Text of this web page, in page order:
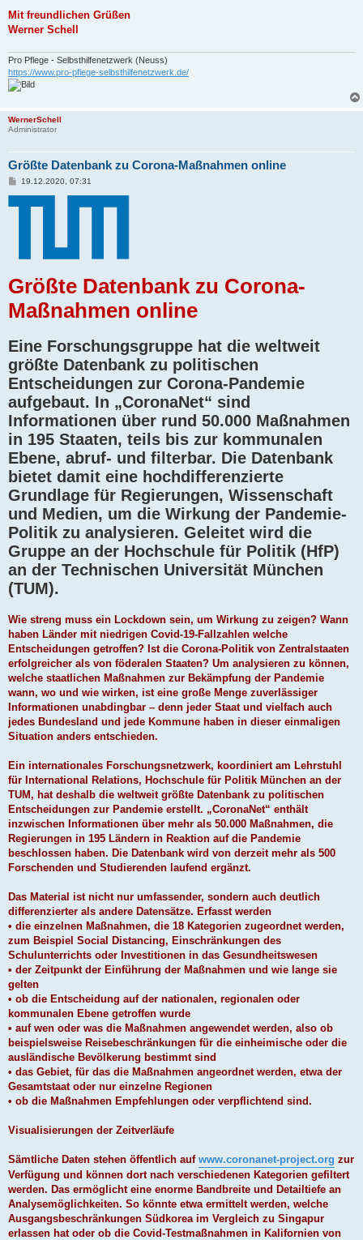
Mit freundlichen Grüßen
Werner Schell
Pro Pflege - Selbsthilfenetzwerk (Neuss)
https://www.pro-pflege-selbsthilfenetzwerk.de/
WernerSchell
Administrator
Größte Datenbank zu Corona-Maßnahmen online
B
t
19.12.2020, 07:31
Größte Datenbank zu Corona-
Maßnahmen online
Eine Forschungsgruppe hat die weltweit
größte Datenbank zu politischen
Entscheidungen zur Corona-Pandemie
aufgebaut. In „CoronaNet“ sind
Informationen über rund 50.000 Maßnahmen
in 195 Staaten, teils bis zur kommunalen
Ebene, abruf- und filterbar. Die Datenbank
bietet damit eine hochdifferenzierte
Grundlage für Regierungen, Wissenschaft
und Medien, um die Wirkung der Pandemie-
Politik zu analysieren. Geleitet wird die
Gruppe an der Hochschule für Politik (HfP)
an der Technischen Universität München
(TUM).
Wie streng muss ein Lockdown sein, um Wirkung zu zeigen? Wann
haben Länder mit niedrigen Covid-19-Fallzahlen welche
Entscheidungen getroffen? Ist die Corona-Politik von Zentralstaaten
erfolgreicher als von föderalen Staaten? Um analysieren zu können,
welche staatlichen Maßnahmen zur Bekämpfung der Pandemie
wann, wo und wie wirken, ist eine große Menge zuverlässiger
Informationen unabdingbar – denn jeder Staat und vielfach auch
jedes Bundesland und jede Kommune haben in dieser einmaligen
Situation anders entschieden.
Ein internationales Forschungsnetzwerk, koordiniert am Lehrstuhl
für International Relations, Hochschule für Politik München an der
TUM, hat deshalb die weltweit größte Datenbank zu politischen
Entscheidungen zur Pandemie erstellt. „CoronaNet“ enthält
inzwischen Informationen über mehr als 50.000 Maßnahmen, die
Regierungen in 195 Ländern in Reaktion auf die Pandemie
beschlossen haben. Die Datenbank wird von derzeit mehr als 500
Forschenden und Studierenden laufend ergänzt.
Das Material ist nicht nur umfassender, sondern auch deutlich
differenzierter als andere Datensätze. Erfasst werden
• die einzelnen Maßnahmen, die 18 Kategorien zugeordnet werden,
zum Beispiel Social Distancing, Einschränkungen des
Schulunterrichts oder Investitionen in das Gesundheitswesen
• der Zeitpunkt der Einführung der Maßnahmen und wie lange sie
gelten
• ob die Entscheidung auf der nationalen, regionalen oder
kommunalen Ebene getroffen wurde
• auf wen oder was die Maßnahmen angewendet werden, also ob
beispielsweise Reisebeschränkungen für die einheimische oder die
ausländische Bevölkerung bestimmt sind
• das Gebiet, für das die Maßnahmen angeordnet werden, etwa der
Gesamtstaat oder nur einzelne Regionen
• ob die Maßnahmen Empfehlungen oder verpflichtend sind.
Visualisierungen der Zeitverläufe
Sämtliche Daten stehen öffentlich auf www.coronanet-project.org zur
Verfügung und können dort nach verschiedenen Kategorien gefiltert
werden. Das ermöglicht eine enorme Bandbreite und Detailtiefe an
Analysemöglichkeiten. So könnte etwa ermittelt werden, welche
Ausgangsbeschränkungen Südkorea im Vergleich zu Singapur
erlassen hat oder ob die Covid-Testmaßnahmen in Kalifornien von